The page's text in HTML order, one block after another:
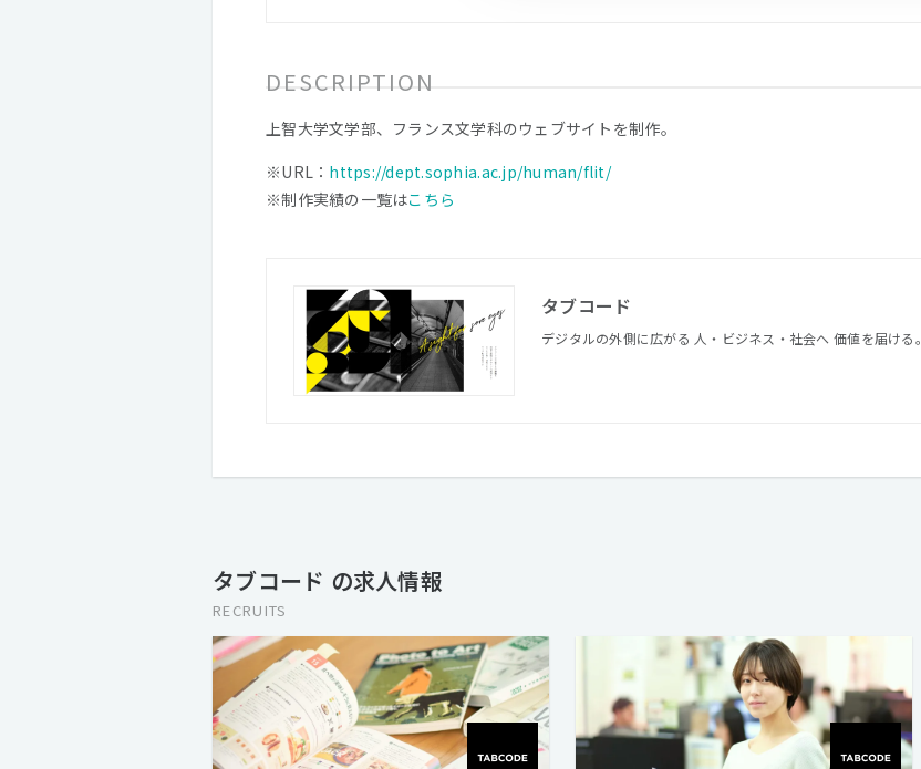
DESCRIPTION
上智大学文学部、フランス文学科のウェブサイトを制作。
※URL： https://dept.sophia.ac.jp/human/flit/
※制作実績の一覧はこちら
タブコード
デジタルの外側に広がる 人・ビジネス・社会へ 価値を届ける。
タブコード の求人情報
RECRUITS